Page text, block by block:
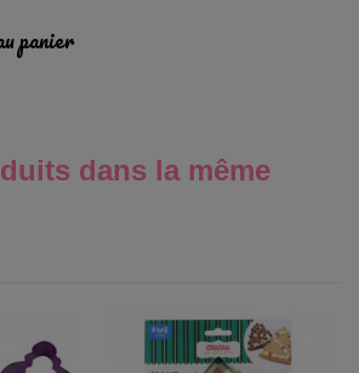
panier
dans la même